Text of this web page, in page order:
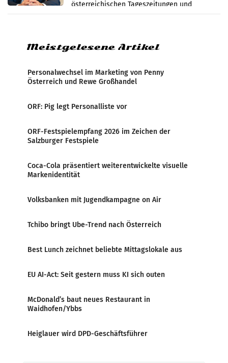
österreichischen Tageszeitungen und
analysiert, welche Politikerinnen und
Meistgelesene Artikel
Personalwechsel im Marketing von Penny
Österreich und Rewe Großhandel
ORF: Pig legt Personalliste vor
ORF-Festspielempfang 2026 im Zeichen der
Salzburger Festspiele
Coca-Cola präsentiert weiterentwickelte visuelle
Markenidentität
Volksbanken mit Jugendkampagne on Air
Tchibo bringt Ube-Trend nach Österreich
Best Lunch zeichnet beliebte Mittagslokale aus
EU AI-Act: Seit gestern muss KI sich outen
McDonald’s baut neues Restaurant in
Waidhofen/Ybbs
Heiglauer wird DPD-Geschäftsführer